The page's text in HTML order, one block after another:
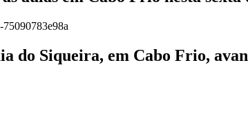
do Siqueira, em Cabo Frio,